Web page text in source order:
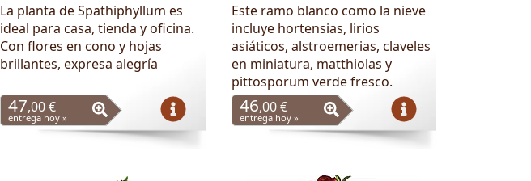
La planta de Spathiphyllum es
ideal para casa, tienda y oficina.
Con flores en cono y hojas
brillantes, expresa alegría
47,00 €
entrega hoy »
Este ramo blanco como la nieve
incluye hortensias, lirios
asiáticos, alstroemerias, claveles
en miniatura, matthiolas y
pittosporum verde fresco.
46,00 €
entrega hoy »